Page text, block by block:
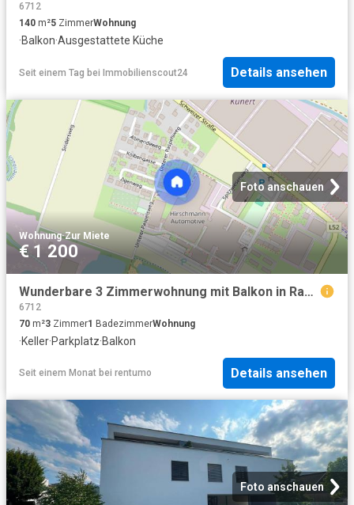
6712
140 m²5 ZimmerWohnung
·Balkon·Ausgestattete Küche
Seit einem Tag bei Immobilienscout24 Details ansehen
Foto anschauen
Wohnung·Zur Miete
€ 1 200
Wunderbare 3 Zimmerwohnung mit Balkon in Rankweil Brederis zu vermieten!
6712
70 m²3 Zimmer1 BadezimmerWohnung
·Keller·Parkplatz·Balkon
Seit einem Monat bei rentumo Details ansehen
Foto anschauen